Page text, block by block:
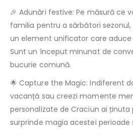
🎉 Adunări festive: Pe măsură ce
familia pentru a sărbători
un element unificator care
Sunt un început minunat de
bucurie comună.
🌟 Capture the Magic: Indiferent
vacanță sau creezi momente
personalizate de Craciun ai
surprinde magia acestei perioade